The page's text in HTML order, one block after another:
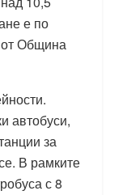
е по
Община
автобуси,
за
В рамките
с 8